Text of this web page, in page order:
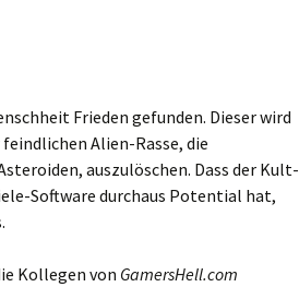
Frieden gefunden. Dieser wird
Alien-Rasse, die
auszulöschen. Dass der Kult-
Software durchaus Potential hat,
Kollegen von GamersHell.com